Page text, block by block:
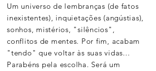
Um universo de lembranças (de fatos
inexistentes), inquietações (angústias),
sonhos, mistérios, "silêncios",
conflitos de mentes. Por fim, acabam
"tendo" que voltar às suas vidas...
Parabéns pela escolha. Será um